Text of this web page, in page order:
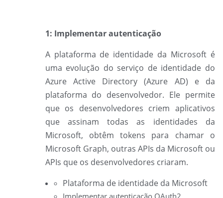
1: Implementar autenticação
A plataforma de identidade da Microsoft é
uma evolução do serviço de identidade do
Azure Active Directory (Azure AD) e da
plataforma do desenvolvedor. Ele permite
que os desenvolvedores criem aplicativos
que assinam todas as identidades da
Microsoft, obtêm tokens para chamar o
Microsoft Graph, outras APIs da Microsoft ou
APIs que os desenvolvedores criaram.
Plataforma de identidade da Microsoft
Implementar autenticação OAuth2